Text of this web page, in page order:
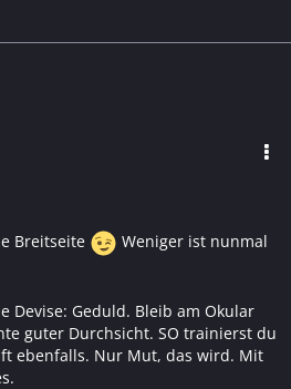
Breitseite
Weniger ist nunmal
Devise: Geduld. Bleib am Okular
guter Durchsicht. SO trainierst du
ebenfalls. Nur Mut, das wird. Mit